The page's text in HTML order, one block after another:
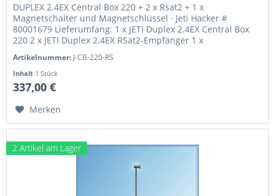
DUPLEX 2.4EX Central Box 220 + 2 x Rsat2 + 1 x
Magnetschalter und Magnetschlüssel · Jeti Hacker #
80001679 Lieferumfang: 1 x JETI Duplex 2.4EX Central Box
220 2 x JETI Duplex 2.4EX RSat2-Empfänger 1 x
Artikelnummer: J-CB-220-RS
Inhalt 1 Stück
337,00 €
Merken
2 Artikel am Lager